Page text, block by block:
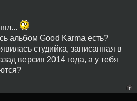
альбом Good Karma есть?
студийка, записанная в
версия 2014 года, а у тебя